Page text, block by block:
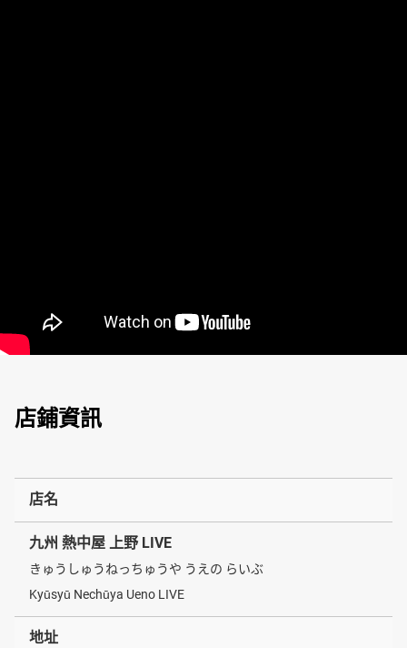
店鋪資訊
店名
九州 熱中屋 上野 LIVE
きゅうしゅうねっちゅうや うえの らいぶ
Kyūsyū Nechūya Ueno LIVE
地址